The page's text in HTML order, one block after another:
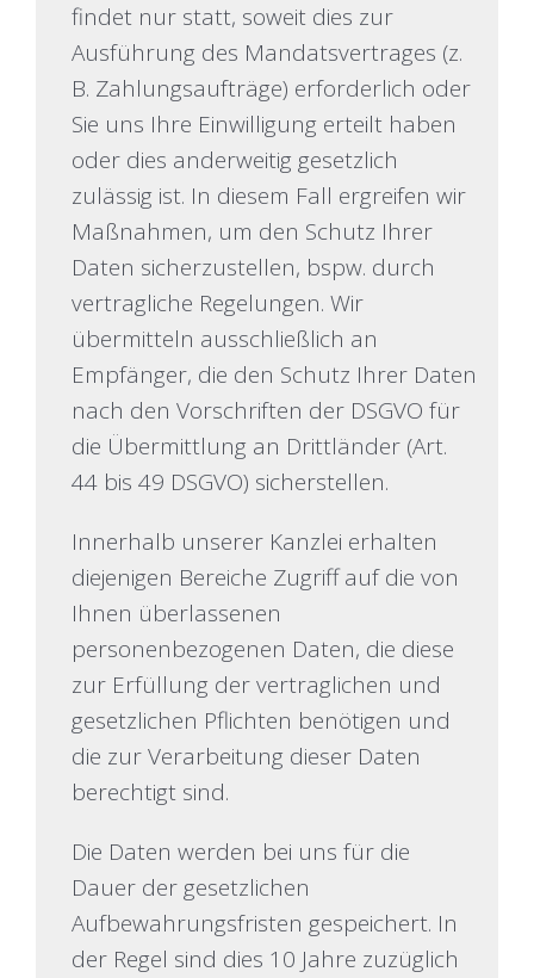
findet nur statt, soweit dies zur
Ausführung des Mandatsvertrages (z.
B. Zahlungsaufträge) erforderlich oder
Sie uns Ihre Einwilligung erteilt haben
oder dies anderweitig gesetzlich
zulässig ist. In diesem Fall ergreifen wir
Maßnahmen, um den Schutz Ihrer
Daten sicherzustellen, bspw. durch
vertragliche Regelungen. Wir
übermitteln ausschließlich an
Empfänger, die den Schutz Ihrer Daten
nach den Vorschriften der DSGVO für
die Übermittlung an Drittländer (Art.
44 bis 49 DSGVO) sicherstellen.
Innerhalb unserer Kanzlei erhalten
diejenigen Bereiche Zugriff auf die von
Ihnen überlassenen
personenbezogenen Daten, die diese
zur Erfüllung der vertraglichen und
gesetzlichen Pflichten benötigen und
die zur Verarbeitung dieser Daten
berechtigt sind.
Die Daten werden bei uns für die
Dauer der gesetzlichen
Aufbewahrungsfristen gespeichert. In
der Regel sind dies 10 Jahre zuzüglich